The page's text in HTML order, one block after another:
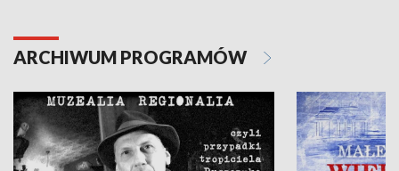
ARCHIWUM PROGRAMÓW